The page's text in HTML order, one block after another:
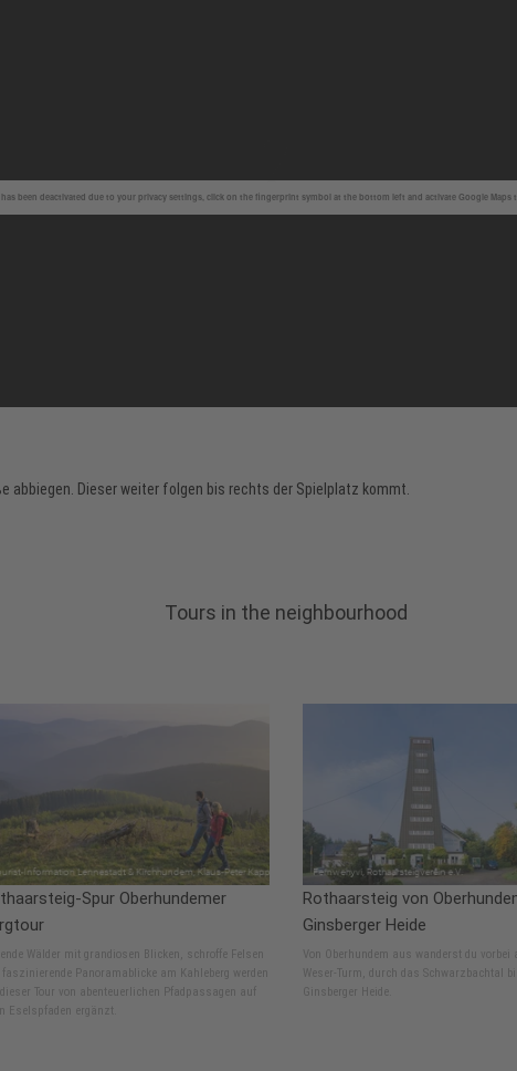
has been deactivated due to your privacy settings, click on the fingerprint symbol at the bottom left and activate Google Maps
abbiegen. Dieser weiter folgen bis rechts der Spielplatz kommt.
Tours in the neighbourhood
Spur Oberhundemer
Wälder mit grandiosen Blicken, schroffe Felsen
faszinierende Panoramablicke am Kahleberg werden
Tour von abenteuerlichen Pfadpassagen auf
Eselspfaden ergänzt.
Rothaarsteig von
Ginsberger Heide
Von Oberhundem aus wanderst du vorbei
Weser-Turm, durch das Schwarzbachtal
Ginsberger Heide.